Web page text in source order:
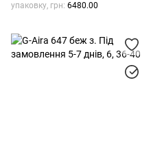
упаковку, грн 6480.00